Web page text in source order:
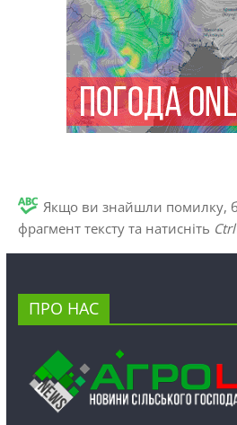
Якщо ви знайшли помилку,
фрагмент тексту та натисніть
ПРО НАС